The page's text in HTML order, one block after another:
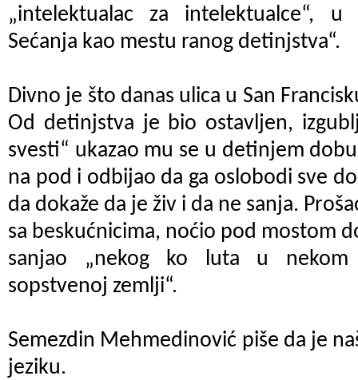
„intelektualac za intelektualce“, u
Sećanja kao mestu ranog detinjstva“.
Divno je što danas ulica u San
Od detinjstva je bio ostavljen,
svesti“ ukazao mu se u detinjem
na pod i odbijao da ga oslobodi sve
da dokaže da je živ i da ne sanja.
sa beskućnicima, noćio pod mostom
sanjao „nekog ko luta u nekom
sopstvenoj zemlji“.
Semezdin Mehmedinović piše da je
jeziku.